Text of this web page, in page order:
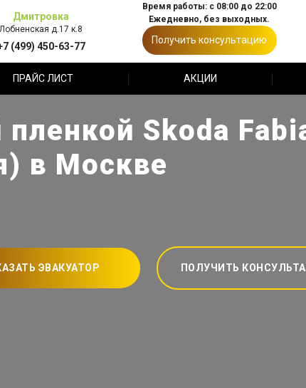
Дмитровка
Лобненская д.17 к.8
(499) 450-63-77
Время работы: с 08:00 до 22:00
Ежедневно, без выходных.
Получить консультацию
ПРАЙС ЛИСТ АКЦИИ
пленкой Skoda
в Москве
ЭВАКУАТОР ПОЛУЧИТЬ